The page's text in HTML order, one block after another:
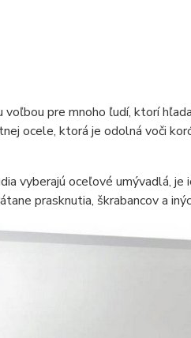
pre mnoho ľudí, ktorí
ocele, ktorá je odolná voči
vyberajú oceľové umývadlá,
prasknutia, škrabancov a